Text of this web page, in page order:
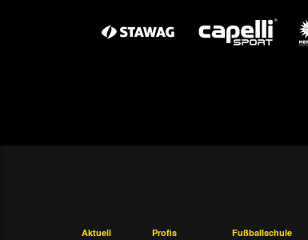
Aktuell
Profis
Fußballschule